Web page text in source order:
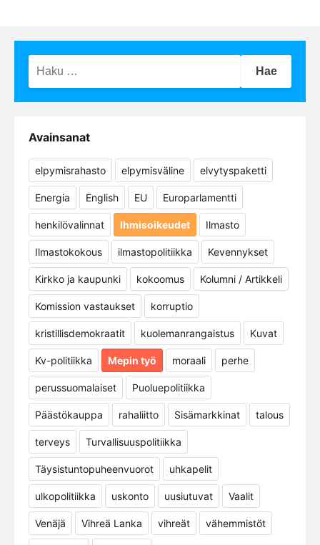
Avainsanat
elpymisrahasto elpymisväline elvytyspaketti
Energia English EU Europarlamentti
henkilövalinnat Ihmisoikeudet Ilmasto
Ilmastokokous ilmastopolitiikka Kevennykset
Kirkko ja kaupunki kokoomus Kolumni / Artikkeli
Komission vastaukset korruptio
kristillisdemokraatit kuolemanrangaistus Kuvat
Kv-politiikka Mepin työ moraali perhe
perussuomalaiset Puoluepolitiikka
Päästökauppa rahaliitto Sisämarkkinat talous
terveys Turvallisuuspolitiikka
Täysistuntopuheenvuorot uhkapelit
ulkopolitiikka uskonto uusiutuvat Vaalit
Venäjä Vihreä Lanka vihreät vähemmistöt